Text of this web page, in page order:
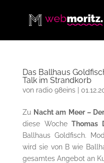
Das Ballhaus
Talk im Strandkorb
von radio 98eins|
Zu Nacht am Meer –
diese WocheThomas
Ballhaus Goldfisch.
wird sie von B wie
gesamtes Angebot an